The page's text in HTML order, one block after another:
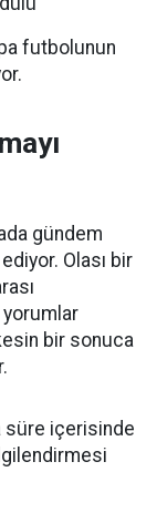
futbolunun
gündem
Olası bir
bir sonuca
süre içerisinde